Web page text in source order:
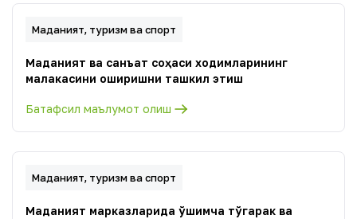
Маданият, туризм ва спорт
Маданият ва санъат соҳаси ходимларининг
малакасини оширишни ташкил этиш
Батафсил маълумот олиш
Маданият, туризм ва спорт
Маданият марказларида қўшимча тўгарак ва